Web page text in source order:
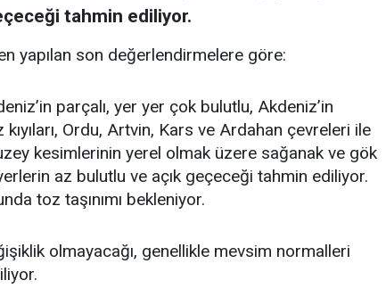
tahmin ediliyor.
yapılan son değerlendirmelere göre:
parçalı, yer yer çok bulutlu, Akdeniz’in
Ordu, Artvin, Kars ve Ardahan çevreleri ile
kesimlerinin yerel olmak üzere sağanak ve gök
az bulutlu ve açık geçeceği tahmin ediliyor.
toz taşınımı bekleniyor.
olmayacağı, genellikle mevsim normalleri